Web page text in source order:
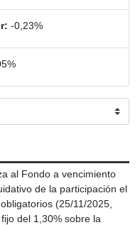
-0,23%
al Fondo a vencimiento
de la participación el
(25/11/2025,
del 1,30% sobre la